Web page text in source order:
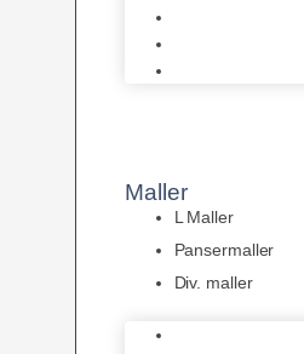
Maller
L Maller
Pansermaller
Div. maller